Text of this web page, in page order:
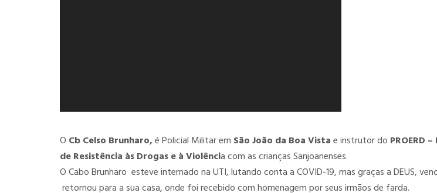
O Cb Celso Brunharo,é Policial Militar em São João da Boa Vistae instrutor do PROERD
de Resistência às Drogas e à Violência com as crianças Sanjoanenses.
O Cabo Brunharo esteve internado na UTI, lutando conta a COVID-19, mas graças a DEUS,
retornou para a sua casa, onde foi recebido com homenagem por seus irmãos de farda.